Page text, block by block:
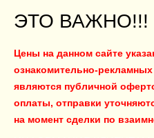
ЭТО ВАЖНО!!!
Цены на данном сайте
ознакомительно-
являются публичной
оплаты, отправки
на момент сделки по